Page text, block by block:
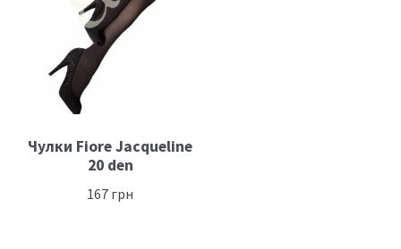
Чулки Fiore Jacqueline
20 den
167 грн